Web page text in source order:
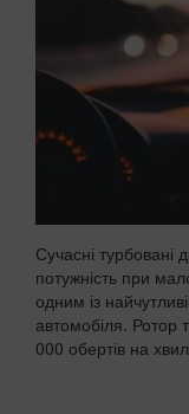
Сучасні турбовані
потужність при
одним із
автомобіля. Ротор
000 обертів на